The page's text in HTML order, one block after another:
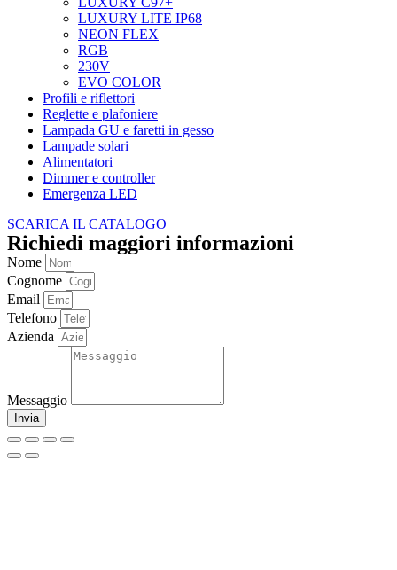
LUXURY LITE IP68
NEON FLEX
RGB
230V
EVO COLOR
Profili e riflettori
Reglette e plafoniere
Lampada GU e faretti in gesso
Lampade solari
Alimentatori
Dimmer e controller
Emergenza LED
SCARICA IL CATALOGO
Richiedi maggiori informazioni
Nome
Cognome
Email
Telefono
Azienda
Messaggio
Invia